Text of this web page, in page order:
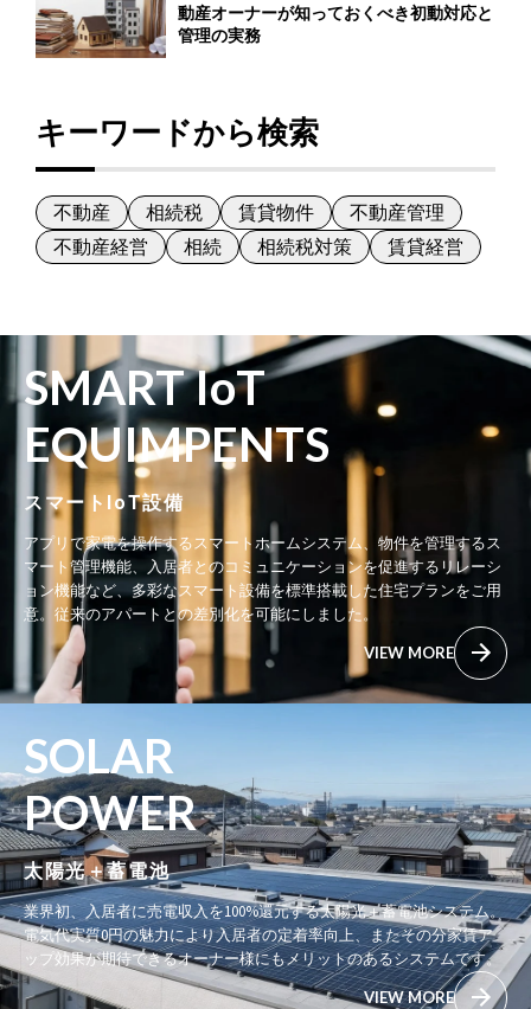
動産オーナーが知っておくべき初動対応と
管理の実務
キーワードから検索
不動産 相続税 賃貸物件
不動産管理
不動産経営
相続 相続税対策 賃貸経営
SMART IoT
EQUIMPENTS
スマートIoT設備
アプリで家電を操作するスマートホームシステム、物件を管理するス
マート管理機能、入居者とのコミュニケーションを促進するリレーシ
ョン機能など、多彩なスマート設備を標準搭載した住宅プランをご用
意。従来のアパートとの差別化を可能にしました。
VIEW MORE
SOLAR
POWER
太陽光＋蓄電池
業界初、入居者に売電収入を100%還元する太陽光＋蓄電池システム。
電気代実質0円の魅力により入居者の定着率向上、またその分家賃ア
ップ効果が期待できるオーナー様にもメリットのあるシステムです。
VIEW MORE